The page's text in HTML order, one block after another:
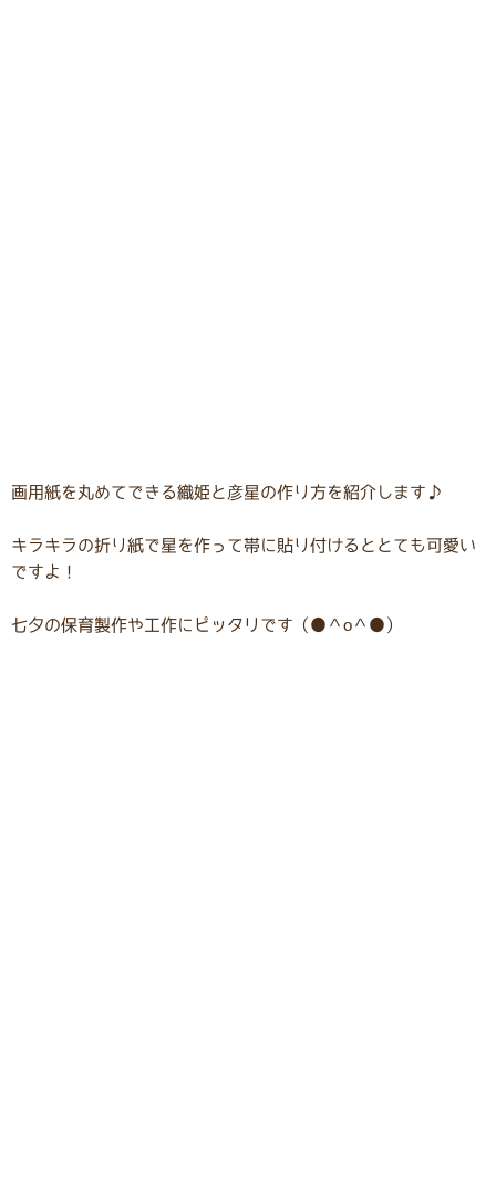
画用紙を丸めてできる織姫と彦星の作り方を紹介します♪
キラキラの折り紙で星を作って帯に貼り付けるととても可愛い
ですよ！
七夕の保育製作や工作にピッタリです（●＾o＾●）